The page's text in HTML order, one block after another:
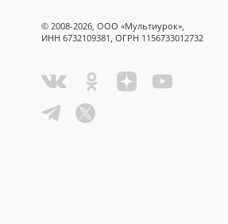
© 2008-2026, ООО «Мультиурок»,
ИНН 6732109381, ОГРН 1156733012732